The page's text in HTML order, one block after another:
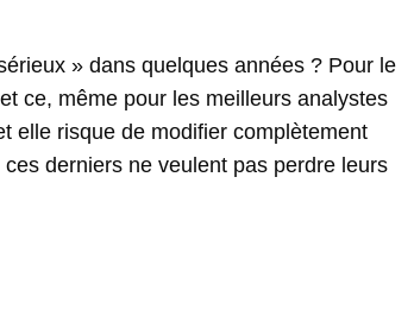
» dans quelques années ? Pour le
ce, même pour les meilleurs analystes
elle risque de modifier complètement
derniers ne veulent pas perdre leurs